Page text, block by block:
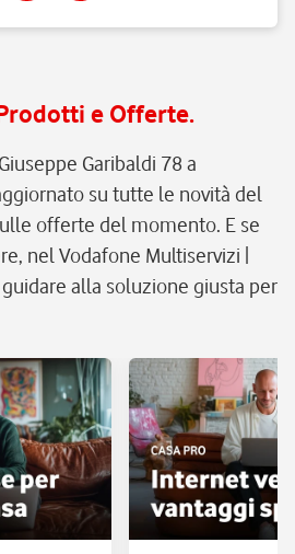
e Offerte.
Garibaldi 78 a
su tutte le novità del
offerte del momento. E se
nel Vodafone Multiservizi |
alla soluzione giusta per